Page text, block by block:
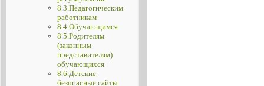
8.3.Педагогическим
работникам
8.4.Обучающимся
8.5.Родителям
(законным
представителям)
обучающихся
8.6.Детские
безопасные сайты